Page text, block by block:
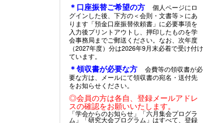
＊口座振替ご希望の方
個人ページにロ
グインした後、下方の＜会則・文書等＞にあ
ります「預金口座振替依頼書」に必要事項を
入力後プリントアウトし、押印したものを学
会事務局までご郵送ください。なお、次年度
（2027年度）分は2026年9月末必着で受け付け
ています。
＊領収書が必要な方
会費等の領収書が必
要な方は、メールにて領収書の宛名・送付先
をお知らせください。
◎会員の方は各自、登録メールアドレ
スの確認をお願いいたします。
「学会からのお知らせ」「六月集会プログラ
ム」「研究大会プログラム」はすべて、登録